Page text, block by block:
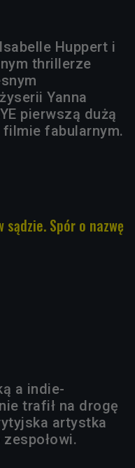
Huppert i
thrillerze
Yanna
pierwszą dużą
filmie fabularnym.
sądzie. Spór o nazwę
a indie-
trafił na drogę
artystka